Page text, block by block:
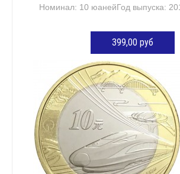
Номинал: 10 юанейГод выпуска:
399,00 руб
ДОБАВИТЬ В КОРЗИНУ